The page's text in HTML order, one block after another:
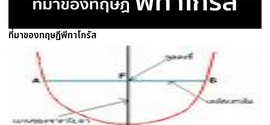
ที่มาของทฤษฏีพีทาโกรัส